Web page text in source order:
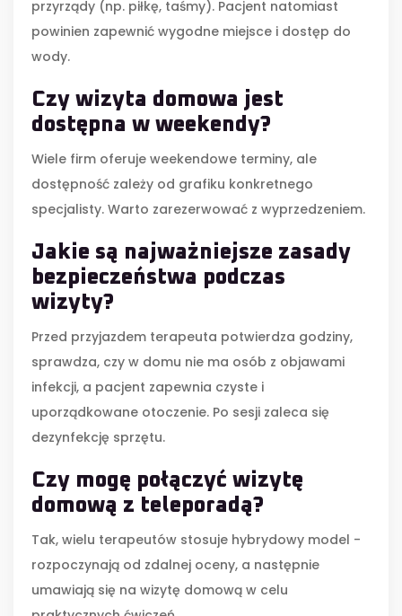
przyrządy (np. piłkę, taśmy). Pacjent natomiast
powinien zapewnić wygodne miejsce i dostęp do
wody.
Czy wizyta domowa jest
dostępna w weekendy?
Wiele firm oferuje weekendowe terminy, ale
dostępność zależy od grafiku konkretnego
specjalisty. Warto zarezerwować z wyprzedzeniem.
Jakie są najważniejsze zasady
bezpieczeństwa podczas
wizyty?
Przed przyjazdem terapeuta potwierdza godziny,
sprawdza, czy w domu nie ma osób z objawami
infekcji, a pacjent zapewnia czyste i
uporządkowane otoczenie. Po sesji zaleca się
dezynfekcję sprzętu.
Czy mogę połączyć wizytę
domową z teleporadą?
Tak, wielu terapeutów stosuje hybrydowy model -
rozpoczynają od zdalnej oceny, a następnie
umawiają się na wizytę domową w celu